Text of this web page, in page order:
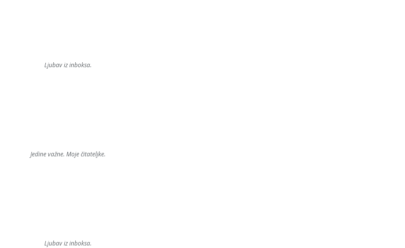
Ljubav iz inboksa.
Jedine važne. Moje čitateljke.
Ljubav iz inboksa.